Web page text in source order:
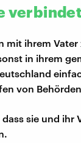
mit ihrem
in ihrem
von
sie und ihr